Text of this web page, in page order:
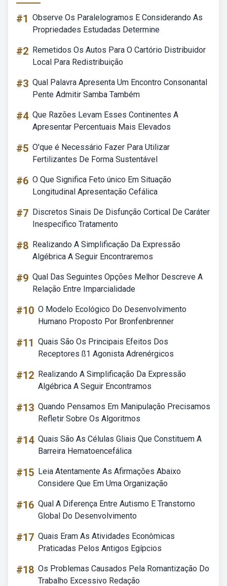
#1 Observe Os Paralelogramos E Considerando As
Propriedades Estudadas Determine
#2 Remetidos Os Autos Para O Cartório Distribuidor
Local Para Redistribuição
#3 Qual Palavra Apresenta Um Encontro Consonantal
Pente Admitir Samba Também
#4 Que Razões Levam Esses Continentes A
Apresentar Percentuais Mais Elevados
#5 O'que é Necessário Fazer Para Utilizar
Fertilizantes De Forma Sustentável
#6 O Que Significa Feto único Em Situação
Longitudinal Apresentação Cefálica
#7 Discretos Sinais De Disfunção Cortical De Caráter
Inespecífico Tratamento
#8 Realizando A Simplificação Da Expressão
Algébrica A Seguir Encontraremos
#9 Qual Das Seguintes Opções Melhor Descreve A
Relação Entre Imparcialidade
#10 O Modelo Ecológico Do Desenvolvimento
Humano Proposto Por Bronfenbrenner
#11 Quais São Os Principais Efeitos Dos
Receptores ß1 Agonista Adrenérgicos
#12 Realizando A Simplificação Da Expressão
Algébrica A Seguir Encontramos
#13 Quando Pensamos Em Manipulação Precisamos
Refletir Sobre Os Algoritmos
#14 Quais São As Células Gliais Que Constituem A
Barreira Hematoencefálica
#15 Leia Atentamente As Afirmações Abaixo
Considere Que Em Uma Organização
#16 Qual A Diferença Entre Autismo E Transtorno
Global Do Desenvolvimento
#17 Quais Eram As Atividades Econômicas
Praticadas Pelos Antigos Egípcios
#18 Os Problemas Causados Pela Romantização Do
Trabalho Excessivo Redação